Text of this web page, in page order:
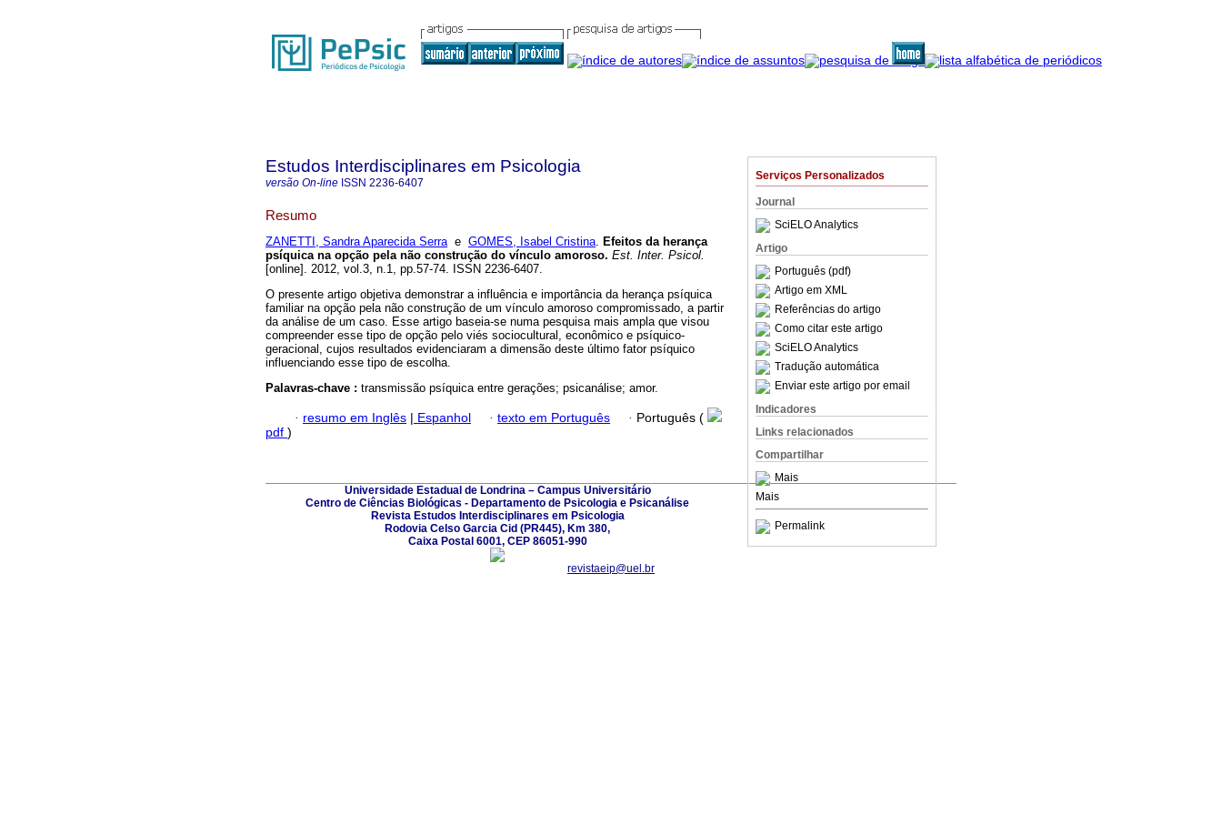
Serviços Personalizados
Journal
SciELO Analytics
Artigo
Português (pdf)
Artigo em XML
Referências do artigo
Como citar este artigo
SciELO Analytics
Tradução automática
Enviar este artigo por email
Indicadores
Links relacionados
Compartilhar
Mais
Mais
Permalink
Estudos Interdisciplinares em Psicologia
versão On-line ISSN 2236-6407
Resumo
ZANETTI, Sandra Aparecida Serrae GOMES, Isabel Cristina. Efeitos da herança
psíquica na opção pela não construção do vínculo amoroso. Est. Inter. Psicol.
[online]. 2012, vol.3, n.1, pp.57-74. ISSN 2236-6407.
O presente artigo objetiva demonstrar a influência e importância da herança psíquica
familiar na opção pela não construção de um vínculo amoroso compromissado, a partir
da análise de um caso. Esse artigo baseia-se numa pesquisa mais ampla que visou
compreender esse tipo de opção pelo viés sociocultural, econômico e psíquico-
geracional, cujos resultados evidenciaram a dimensão deste último fator psíquico
influenciando esse tipo de escolha.
Palavras-chave : transmissão psíquica entre gerações; psicanálise; amor.
· resumo em Inglês | Espanhol · texto em Português · Português (
pdf )
Universidade Estadual de Londrina – Campus Universitário
Centro de Ciências Biológicas - Departamento de Psicologia e Psicanálise
Revista Estudos Interdisciplinares em Psicologia
Rodovia Celso Garcia Cid (PR445), Km 380,
Caixa Postal 6001, CEP 86051-990
revistaeip@uel.br